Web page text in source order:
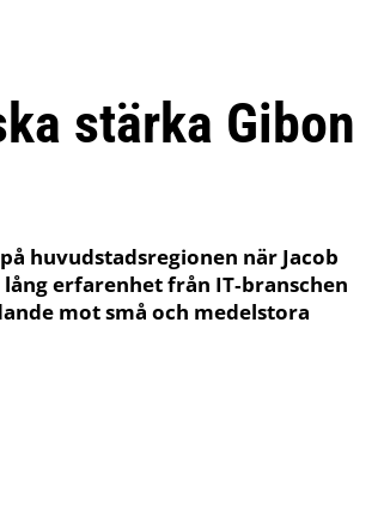
stärka Gibon
huvudstadsregionen när Jacob
erfarenhet från IT‑branschen
mot små och medelstora